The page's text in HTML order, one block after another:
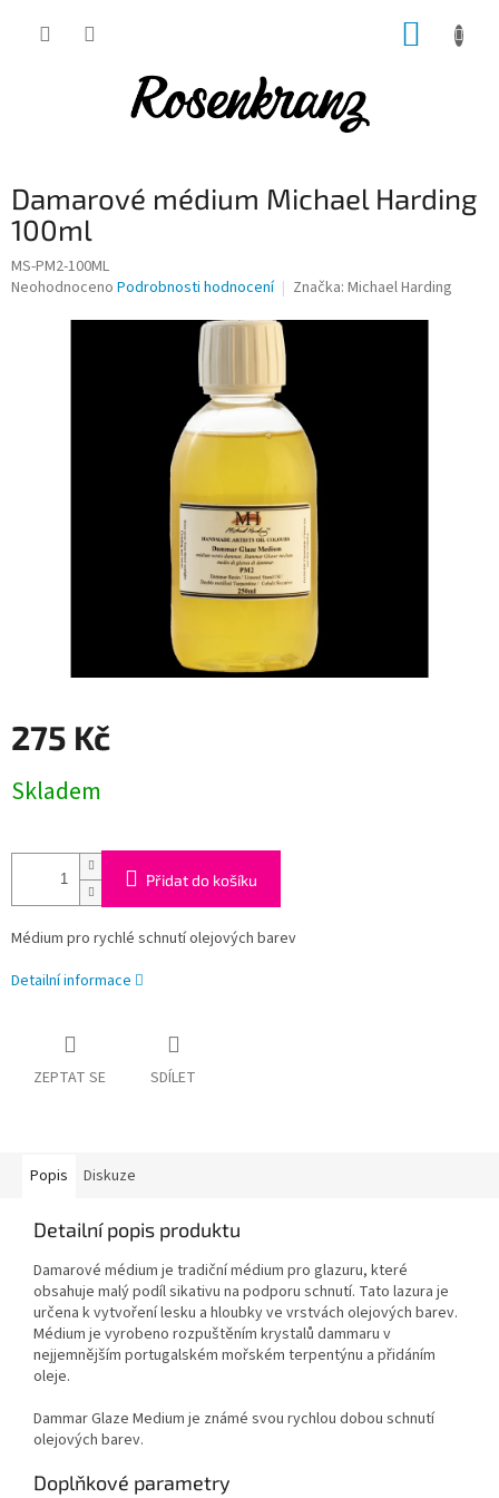
Damarové médium Michael Harding
100ml
MS-PM2-100ML
Průměrné
Neohodnoceno Podrobnosti hodnocení Značka: Michael Harding
275 Kč
cena:
Skladem
Přidat do košíku
Médium pro rychlé schnutí olejových barev
Detailní informace
ZEPTAT SE SDÍLET
Popis Diskuze
Detailní popis produktu
Damarové médium je tradiční médium pro glazuru, které
obsahuje malý podíl sikativu na podporu schnutí. Tato lazura je
určena k vytvoření lesku a hloubky ve vrstvách olejových barev.
Médium je vyrobeno rozpuštěním krystalů dammaru v
nejjemnějším portugalském mořském terpentýnu a přidáním
oleje.
Dammar Glaze Medium je známé svou rychlou dobou schnutí
olejových barev.
Doplňkové parametry